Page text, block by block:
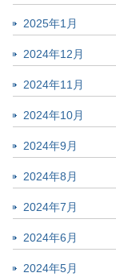
2025年1月
2024年12月
2024年11月
2024年10月
2024年9月
2024年8月
2024年7月
2024年6月
2024年5月